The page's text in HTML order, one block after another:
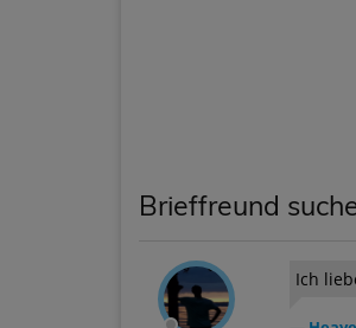
Brieffreund
Ich